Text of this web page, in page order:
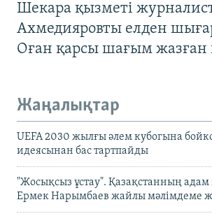
Шекара қызметі
Ахмедияровты елден
Оған қарсы шағым жазған
Жаңалықтар
UEFA 2030 жылғы әлем кубогына
идеясынан бас тартпайды
"Жосықсыз ұстау". Қазақстанның
Ермек Нарымбаев жайлы мәлімдеме